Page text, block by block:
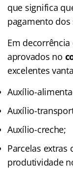
que significa
pagamento
Em
aprovados no
excelentes
Auxílio-
Auxílio-
Auxílio-creche;
Parcelas extras
produtividade